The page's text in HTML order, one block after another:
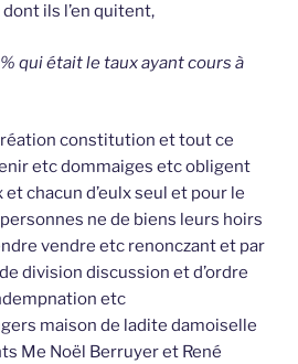
ils l’en quitent,
qui était le taux ayant cours à
constitution et tout ce
etc dommaiges etc obligent
chacun d’eulx seul et pour le
ne de biens leurs hoirs
vendre etc renonczant et par
division discussion et d’ordre
etc
maison de ladite damoiselle
Me Noël Berruyer et René